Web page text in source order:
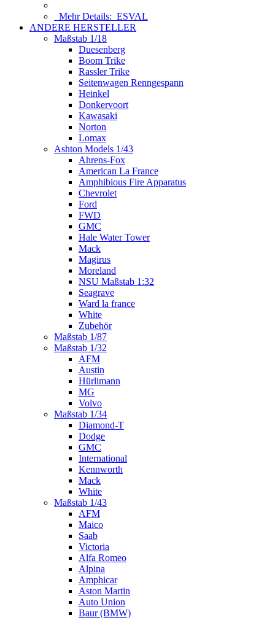
Mehr Details: ESVAL
ANDERE HERSTELLER
Maßstab 1/18
Duesenberg
Boom Trike
Rassler Trike
Seitenwagen Renngespann
Heinkel
Donkervoort
Kawasaki
Norton
Lomax
Ashton Models 1/43
Ahrens-Fox
American La France
Amphibious Fire Apparatus
Chevrolet
Ford
FWD
GMC
Hale Water Tower
Mack
Magirus
Moreland
NSU Maßstab 1:32
Seagrave
Ward la france
White
Zubehör
Maßstab 1/87
Maßstab 1/32
AFM
Austin
Hürlimann
MG
Volvo
Maßstab 1/34
Diamond-T
Dodge
GMC
International
Kennworth
Mack
White
Maßstab 1/43
AFM
Maico
Saab
Victoria
Alfa Romeo
Alpina
Amphicar
Aston Martin
Auto Union
Baur (BMW)